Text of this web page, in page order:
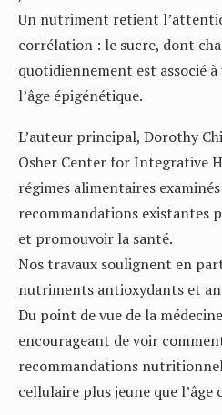
Un nutriment retient
corrélation : le sucre, dont
quotidiennement est associé
l’âge épigénétique.
L’auteur principal, Dorothy
Osher Center for Integrative
régimes alimentaires
recommandations existantes
et promouvoir la santé.
Nos travaux soulignent en
nutriments antioxydants et
Du point de vue de la
encourageant de voir
recommandations
cellulaire plus jeune que l’âge